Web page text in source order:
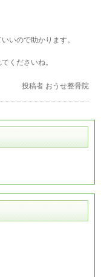
いので助かります。
くださいね。
投稿者 おうせ整骨院